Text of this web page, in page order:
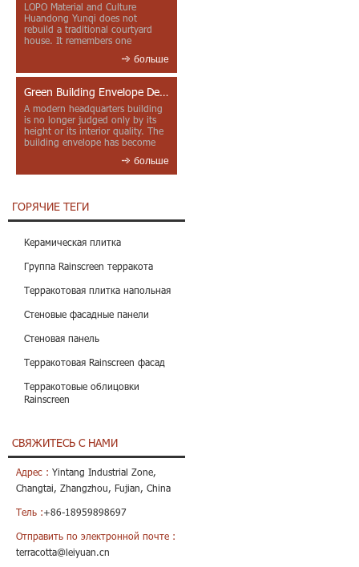
LOPO Material and Culture
Huandong Yunqi does not
rebuild a traditional courtyard
house. It remembers one
больше
Green Building Envelope Design: Clay Sunscreen Fins for Modern Headquarters Architecture
A modern headquarters building
is no longer judged only by its
height or its interior quality. The
building envelope has become
больше
ГОРЯЧИЕ ТЕГИ
Керамическая плитка
Группа Rainscreen терракота
Терракотовая плитка напольная
Стеновые фасадные панели
Стеновая панель
Терракотовая Rainscreen фасад
Терракотовые облицовки
Rainscreen
СВЯЖИТЕСЬ С НАМИ
Адрес : Yintang Industrial Zone,
Changtai, Zhangzhou, Fujian, China
Тель :+86-18959898697
Отправить по электронной почте :
terracotta@leiyuan.cn